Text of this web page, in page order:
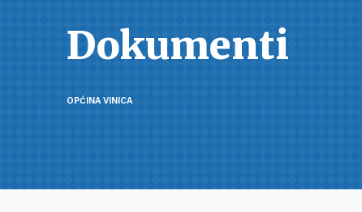
Dokumenti
OPĆINA VINICA